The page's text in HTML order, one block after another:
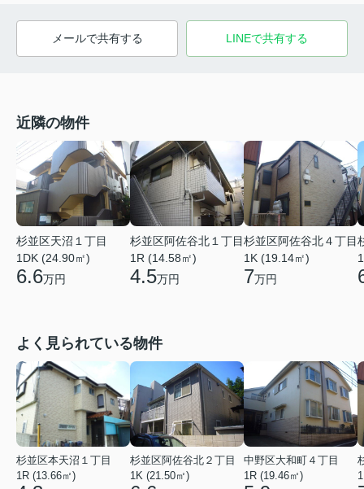
メールで共有する LINEで共有する
近隣の物件
杉並区天沼１丁目
1DK (24.90㎡)
6.6万円
杉並区阿佐谷北１丁目
1R (14.58㎡)
4.5万円
杉並区阿佐谷北４丁目
1K (19.14㎡)
7万円
よく見られている物件
杉並区本天沼１丁目
1R (13.66㎡)
杉並区阿佐谷北２丁目
1K (21.50㎡)
中野区大和町４丁目
1R (19.46㎡)